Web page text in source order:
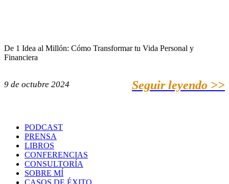
De 1 Idea al Millón: Cómo Transformar tu Vida Personal y
Financiera
9 de octubre 2024 Seguir leyendo >>
PODCAST
PRENSA
LIBROS
CONFERENCIAS
CONSULTORÍA
SOBRE MÍ
CASOS DE ÉXITO